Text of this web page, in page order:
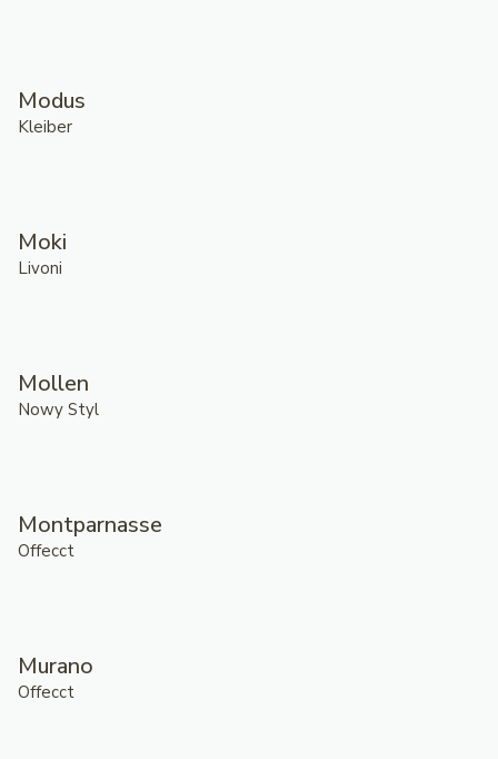
Modus
Kleiber
Moki
Livoni
Mollen
Nowy Styl
Montparnasse
Offecct
Murano
Offecct